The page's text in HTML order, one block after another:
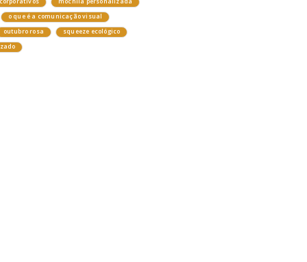
o que é a comunicação visual
outubro rosa
squeeze ecológico